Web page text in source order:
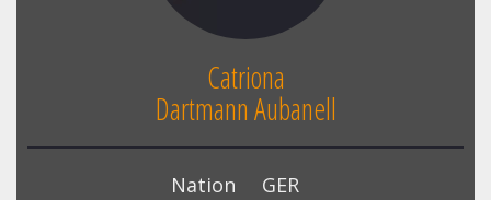
Catriona
Dartmann Aubanell
Nation
GER